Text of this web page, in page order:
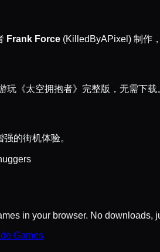
Frank Force (KilledByAPixel) 制作
玩《太空拥抱者》完整版，无需下载
的街机体验。
in your browser. No downloads,
Games